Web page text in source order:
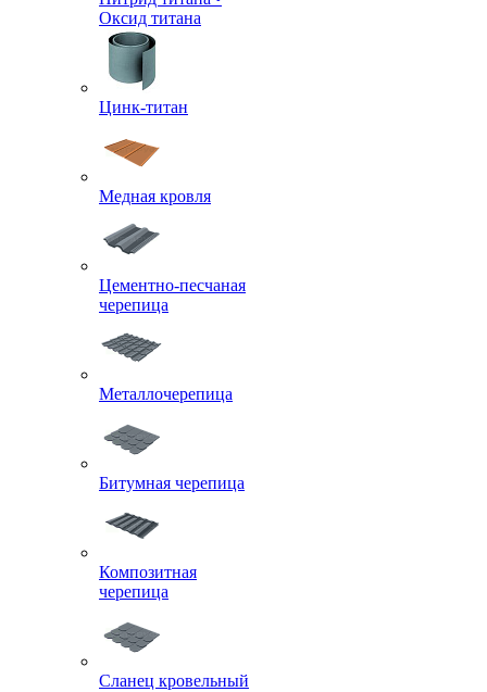
Оксид титана
Цинк-титан
Медная кровля
Цементно-песчаная
черепица
Металлочерепица
Битумная черепица
Композитная
черепица
Сланец кровельный